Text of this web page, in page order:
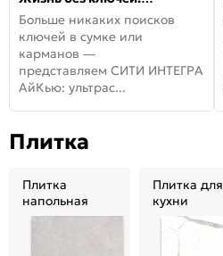
встречайте новую дверь
СИТИ ИНТЕГРА АйКью!
Больше никаких поисков
ключей в сумке или
карманов —
представляем СИТИ ИНТЕГРА
АйКью: ультрас...
Плитка
Плитка
напольная
Плитка для
кухни